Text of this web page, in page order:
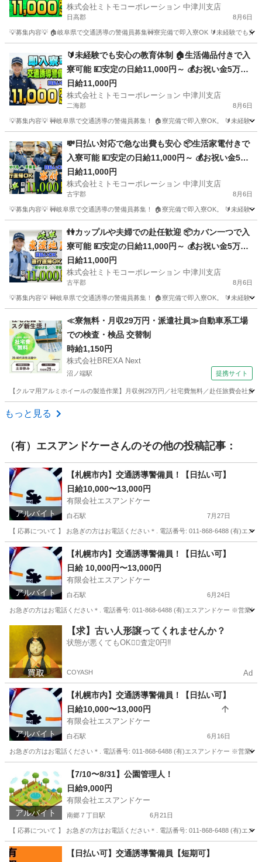
社が補助 📱全国どこでもWeb面接対応 👴シニア世
代の再就職を応援
株式会社ミトモコーポレーション 中津川支店
日高郡 8月6日
💡募集内容💡 🏠岐阜県で交通誘導の警備員募集🚧寮完備で即入寮OK 🔰未経験でも充
警備員 無料
🔰未経験でも安心の教育体制 🏠生活備品付きで入
寮可能 💴安定の日給11,000円～ 💰お祝い金5万円
プレゼント 👮岐阜県中津川市で警備員 ✈️地方から
の乗り込み費用補助 💻自宅から便利なWeb面接 💸
毎日引き出せる日払いOK
日給11,000円
株式会社ミトモコーポレーション 中津川支店
二海郡 8月6日
💡募集内容💡 🚧岐阜県で交通誘導の警備員募集！ 🏠寮完備で即入寮OK。 🔰未経験
警備員 無料
💸日払い対応で急な出費も安心 📦生活家電付きで
入寮可能 💴安定の日給11,000円～ 💰お祝い金5万
円プレゼント 🚧岐阜県で安定の警備スタッフ 🚗地
方からの乗り込み費用補助 🔰未経験でも安心の教
育体制 💻自宅から便利なWeb面接
日給11,000円
株式会社ミトモコーポレーション 中津川支店
古宇郡 8月6日
💡募集内容💡 🚧岐阜県で交通誘導の警備員募集！ 🏠寮完備で即入寮OK。 🔰未経験
警備員 無料
👫カップルや夫婦での赴任歓迎 📦カバン一つで入
寮可能 💴安定の日給11,000円～ 💰お祝い金5万円
プレゼント 🚧自然豊かな岐阜で交通誘導 🚗赴任交
通費補助で遠方も安心 🔰未経験でも安心の教育体
制 💻自宅から便利なWeb面接
日給11,000円
株式会社ミトモコーポレーション 中津川支店
古平郡 8月6日
💡募集内容💡 🚧岐阜県で交通誘導の警備員募集！ 🏠寮完備で即入寮OK。 🔰未経験
警備員 無料
≪寮無料・月収29万円・派遣社員≫自動車系工場
での検査・検品 交替制
時給1,150円
株式会社BREXA Next
沼ノ端駅 提携サイト
【クルマ用アルミホイールの製造作業】月収例29万円／社宅費無料／赴任旅費会社
北海道 苫小牧市
もっと見る
（有）エスアンドケーさんのその他の投稿記事：
アルバイト
【札幌市内】交通誘導警備員！【日払い可】
日給10,000〜13,000円
有限会社エスアンドケー
白石駅 7月27日
【 応募について 】 お急ぎの方はお電話ください＊. 電話番号: 011-868-6488 (有)
北海道 札幌市 白石駅 警備員 スタッフ
アルバイト
【札幌市内】交通誘導警備員！【日払い可】
日給 10,000円〜13,000円
有限会社エスアンドケー
白石駅 6月24日
お急ぎの方はお電話ください＊. 電話番号: 011-868-6488 (有)エスアンドケー ※営業
白石駅 警備員 スタッフ
【求】古い人形譲ってくれませんか？
状態が悪くてもOK🙆‍♀️査定0円‼️
COYASH Ad
アルバイト
【札幌市内】交通誘導警備員！【日払い可】
日給10,000〜13,000円
有限会社エスアンドケー
白石駅 6月16日
お急ぎの方はお電話ください＊. 電話番号: 011-868-6488 (有)エスアンドケー ※営業
警備員 登録制
アルバイト
【7/10〜8/31】公園管理人！
日給9,000円
有限会社エスアンドケー
南郷７丁目駅 6月21日
【 応募について 】 お急ぎの方はお電話ください＊. 電話番号: 011-868-6488 (有)エ
北海道 札幌市 南郷７丁目駅 警備員 スタッフ
【日払い可】交通誘導警備員【短期可】